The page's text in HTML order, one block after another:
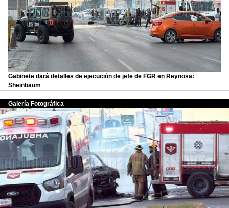
Gabinete dará detalles de ejecución de jefe de FGR en Reynosa:
Sheinbaum
Galería Fotográfica